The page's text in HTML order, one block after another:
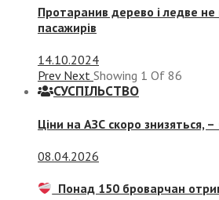
Протаранив дерево і ледве не
пасажирів
14.10.2024
Prev Next Showing 1 Of 86
СУСПIЛЬСТВО
Ціни на АЗС скоро знизяться, –
08.04.2026
Понад 150 броварчан